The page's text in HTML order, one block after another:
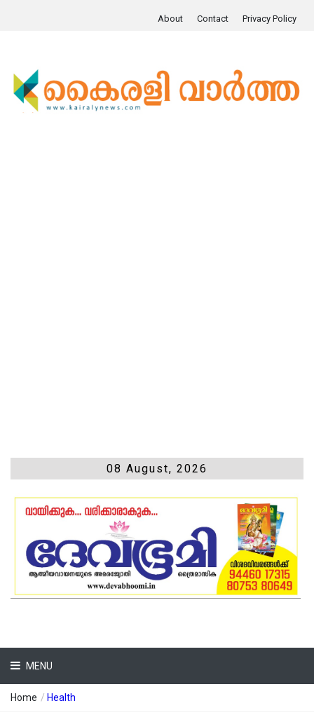
About Contact Privacy Policy
08 August, 2026
MENU
Home / Health